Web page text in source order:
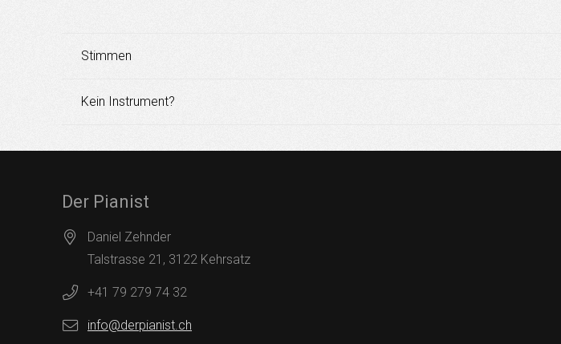
Stimmen
Kein Instrument?
Der Pianist
Daniel Zehnder
Talstrasse 21, 3122 Kehrsatz
+41 79 279 74 32
info@derpianist.ch